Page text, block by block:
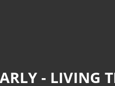
- LIVING